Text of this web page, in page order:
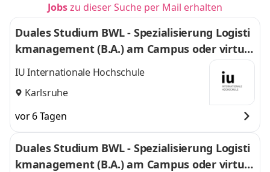
Jobszu dieser Suche per Mail erhalten
Duales Studium BWL - Spezialisierung Logisti
kmanagement (B.A.) am Campus oder virtuel
l
IU Internationale Hochschule
Karlsruhe
vor 6 Tagen
Duales Studium BWL - Spezialisierung Logisti
kmanagement (B.A.) am Campus oder virtuel